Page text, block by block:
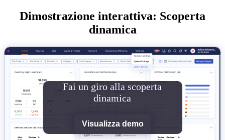
Dimostrazione interattiva: Scoperta
dinamica
Fai un giro alla scoperta
dinamica
Visualizza demo